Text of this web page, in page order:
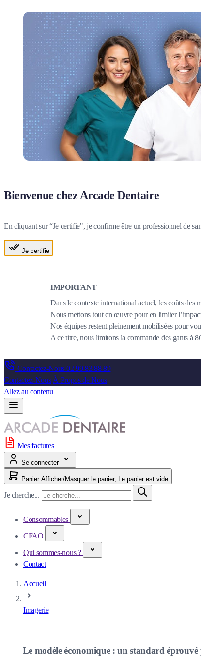
Bienvenue chez Arcade Dentaire
En cliquant sur “Je certifie", je confirme être un professionnel de
Je certifie
IMPORTANT
Dans le contexte international actuel, les coûts des
Nous mettons tout en œuvre pour en limiter
Nos équipes restent pleinement mobilisées pour
A ce titre, nous limitons la commande des gants à
Contactez-Nous02 99 83 88 89
Contactez-Nous À Propos de Nous
Allez au contenu
Mes factures
Se connecter
Panier Afficher/Masquer le panier, Le panier est vide
Je cherche...
Consommables
CFAO
Qui sommes-nous ?
Contact
Accueil
Imagerie
Le modèle économique : un standard